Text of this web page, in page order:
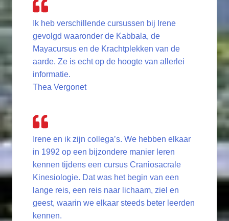
Ik heb verschillende cursussen bij Irene
gevolgd waaronder de Kabbala, de
Mayacursus en de Krachtplekken van de
aarde. Ze is echt op de hoogte van allerlei
informatie.
Thea Vergonet
Irene en ik zijn collega’s. We hebben elkaar
in 1992 op een bijzondere manier leren
kennen tijdens een cursus Craniosacrale
Kinesiologie. Dat was het begin van een
lange reis, een reis naar lichaam, ziel en
geest, waarin we elkaar steeds beter leerden
kennen.